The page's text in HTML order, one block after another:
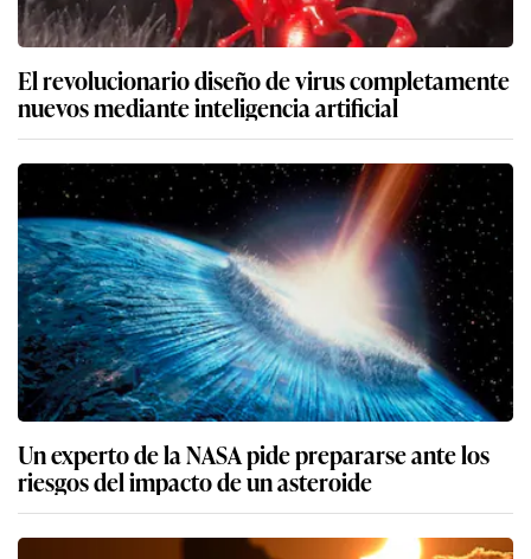
El revolucionario diseño de virus completamente
nuevos mediante inteligencia artificial
Un experto de la NASA pide prepararse ante los
riesgos del impacto de un asteroide